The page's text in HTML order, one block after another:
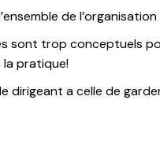
de
sont trop conceptuels
la pratique!
dirigeant a celle de